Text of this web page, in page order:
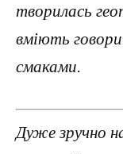
творилась
вміють
смаками.
Дуже зручно